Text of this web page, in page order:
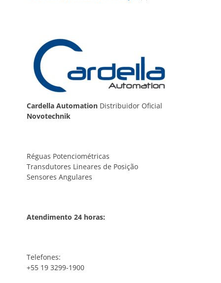
Cardella Automation Distribuidor Oficial
Novotechnik
Réguas Potenciométricas
Transdutores Lineares de Posição
Sensores Angulares
Atendimento 24 horas:
Telefones:
+55 19 3299-1900